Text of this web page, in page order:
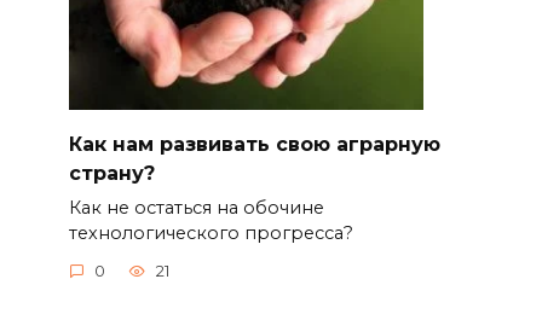
Как нам развивать свою аграрную
страну?
Как не остаться на обочине
технологического прогресса?
0 21